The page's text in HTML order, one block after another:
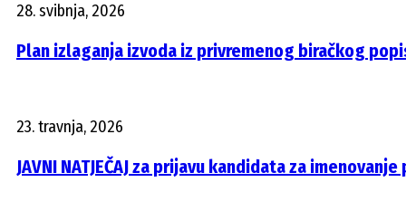
28. svibnja, 2026
Plan izlaganja izvoda iz privremenog biračkog
23. travnja, 2026
JAVNI NATJEČAJ za prijavu kandidata za